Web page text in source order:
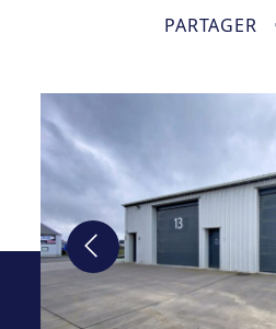
PARTAGER